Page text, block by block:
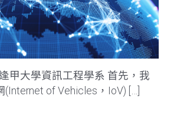
甲大學資訊工程學系 首先，我
of Vehicles，IoV) […]